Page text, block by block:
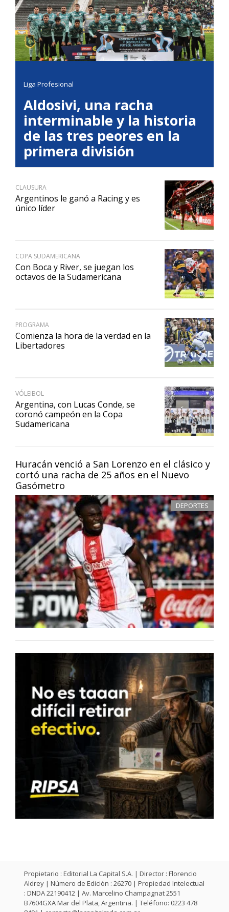
Huracán venció a San Lorenzo en el clásico y
cortó una racha de 25 años en el Nuevo
Gasómetro
DEPORTES
Liga Profesional
Aldosivi, una racha
interminable y la historia
de las tres peores en la
primera división
CLAUSURA
Argentinos le ganó a Racing y es
único líder
COPA SUDAMERICANA
Con Boca y River, se juegan los
octavos de la Sudamericana
PROGRAMA
Comienza la hora de la verdad en la
Libertadores
VÓLEIBOL
Argentina, con Lucas Conde, se
coronó campeón en la Copa
Sudamericana
Propietario : Editorial La Capital S.A. | Director : Florencio
Aldrey | Número de Edición : 26270 | Propiedad Intelectual
: DNDA 22190412 | Av. Marcelino Champagnat 2551
B7604GXA Mar del Plata, Argentina. | Teléfono: 0223 478